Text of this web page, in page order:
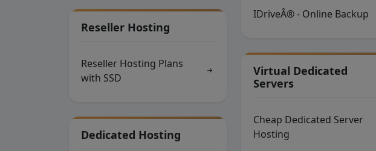
Reseller Hosting
Reseller Hosting Plans
with SSD
Dedicated Hosting
IDriveÂ® - Online Backup
Virtual Dedicated
Servers
Cheap Dedicated Server
Hosting